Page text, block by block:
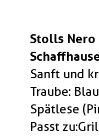
Stolls Nero
Sanft und
Traube:
Spätlese
Passt